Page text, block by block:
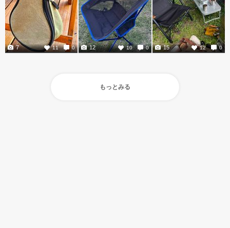
11 0
7 10 0
12 12 0
15
もっとみる